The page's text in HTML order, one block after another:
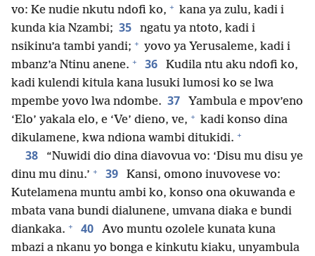
vo: Ke nudie nkutu ndofi ko, + kana ya zulu, kadi i
kunda kia Nzambi; 35
ngatu ya ntoto, kadi i
nsikinu’a tambi yandi; + yovo ya Yerusaleme, kadi i
mbanz’a Ntinu anene. + 36
Kudila ntu aku ndofi ko,
kadi kulendi kitula kana lusuki lumosi ko se lwa
mpembe yovo lwa ndombe. 37
Yambula e mpov’eno
‘Elo’ yakala elo, e ‘Ve’ dieno, ve, + kadi konso dina
dikulamene, kwa ndiona wambi ditukidi. +
38
“Nuwidi dio dina diavovua vo: ‘Disu mu disu ye
dinu mu dinu.’ + 39
Kansi, omono inuvovese vo:
Kutelamena muntu ambi ko, konso ona okuwanda e
mbata vana bundi dialunene, umvana diaka e bundi
diankaka. + 40
Avo muntu ozolele kunata kuna
mbazi a nkanu yo bonga e kinkutu kiaku, unyambula